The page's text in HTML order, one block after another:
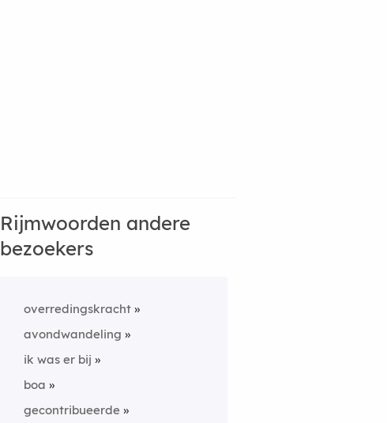
Rijmwoorden andere
bezoekers
overredingskracht
avondwandeling
ik was er bij
boa
gecontribueerde